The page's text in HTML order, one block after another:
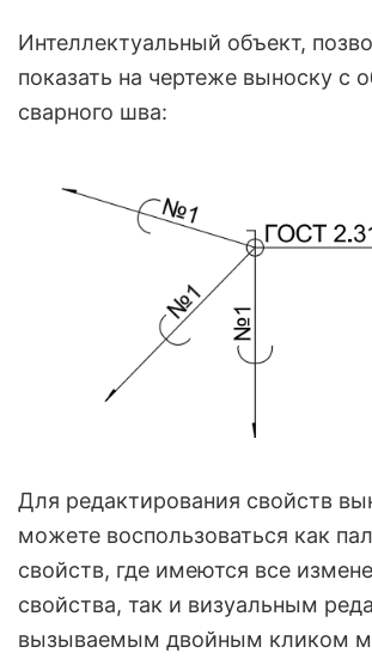
Интеллектуальный объект,
показать на чертеже выноску с
сварного шва:
Для редактирования свойств
можете воспользоваться как
свойств, где имеются все
свойства, так и визуальным
вызываемым двойным кликом